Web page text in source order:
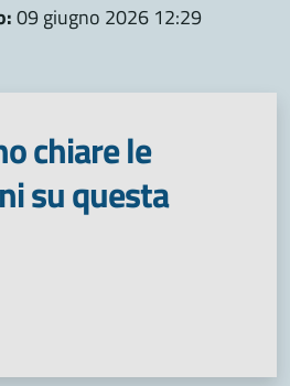
09 giugno 2026 12:29
chiare le
su questa
da 1 a 5 stelle